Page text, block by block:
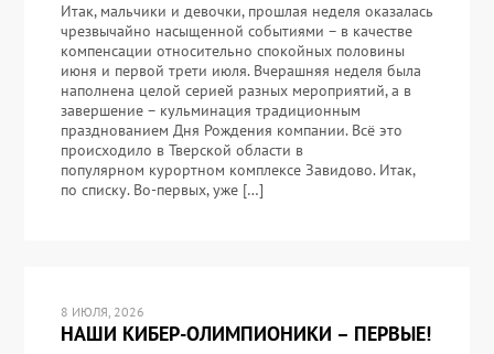
Итак, мальчики и девочки, прошлая неделя оказалась
чрезвычайно насыщенной событиями – в качестве
компенсации относительно спокойных половины
июня и первой трети июля. Вчерашняя неделя была
наполнена целой серией разных мероприятий, а в
завершение – кульминация традиционным
празднованием Дня Рождения компании. Всё это
происходило в Тверской области в
популярном курортном комплексе Завидово. Итак,
по списку. Во-первых, уже […]
8 ИЮЛЯ, 2026
НАШИ КИБЕР-ОЛИМПИОНИКИ – ПЕРВЫЕ!